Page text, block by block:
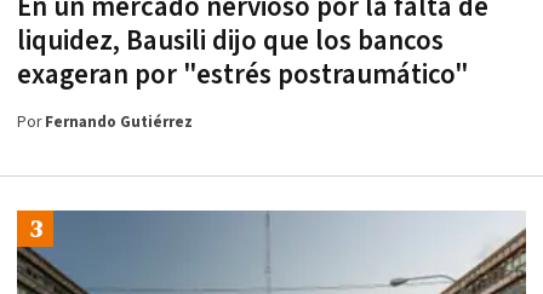
En un mercado nervioso por la falta de
liquidez, Bausili dijo que los bancos
exageran por "estrés postraumático"
PorFernando Gutiérrez